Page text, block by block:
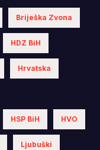
Briješka Zvona
HDZ BiH
Hrvatska
HSP BiH HVO
Ljubuški